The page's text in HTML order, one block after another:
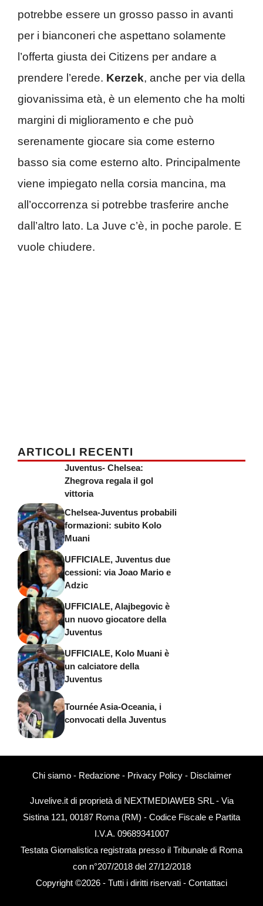
potrebbe essere un grosso passo in avanti
per i bianconeri che aspettano solamente
l’offerta giusta dei Citizens per andare a
prendere l’erede. Kerzek, anche per via della
giovanissima età, è un elemento che ha molti
margini di miglioramento e che può
serenamente giocare sia come esterno
basso sia come esterno alto. Principalmente
viene impiegato nella corsia mancina, ma
all’occorrenza si potrebbe trasferire anche
dall’altro lato. La Juve c’è, in poche parole. E
vuole chiudere.
ARTICOLI RECENTI
Juventus- Chelsea:
Zhegrova regala il gol
vittoria
Chelsea-Juventus probabili
formazioni: subito Kolo
Muani
UFFICIALE, Juventus due
cessioni: via Joao Mario e
Adzic
UFFICIALE, Alajbegovic è
un nuovo giocatore della
Juventus
UFFICIALE, Kolo Muani è
un calciatore della
Juventus
Tournée Asia-Oceania, i
convocati della Juventus
Chi siamo- Redazione- Privacy Policy- Disclaimer
Juvelive.it di proprietà di NEXTMEDIAWEB SRL - Via
Sistina 121, 00187 Roma (RM) - Codice Fiscale e Partita
I.V.A. 09689341007
Testata Giornalistica registrata presso il Tribunale di Roma
con n°207/2018 del 27/12/2018
Copyright ©2026 - Tutti i diritti riservati - Contattaci